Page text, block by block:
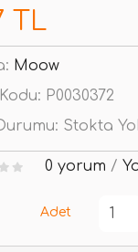
TL
Moow
P0030372
Stokta
0 yorum /
Adet